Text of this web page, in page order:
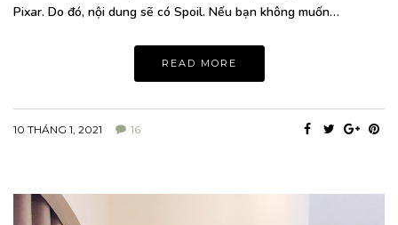
Pixar. Do đó, nội dung sẽ có Spoil. Nếu bạn không muốn…
READ MORE
10 THÁNG 1, 2021 16